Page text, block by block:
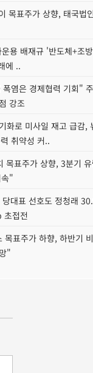
목표주가 상향, 태국법
용 배재규 '반도체+조
에 ..
염은 경제협력 기회"
강조
화로 미사일 재고 급감,
취약성 커..
목표주가 상향, 3분기 유
"
대표 선호도 정청래
접전
목표주가 하향, 하반기
"